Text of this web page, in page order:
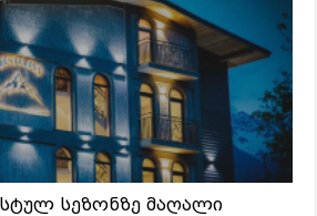
სეზონზე მაღალი